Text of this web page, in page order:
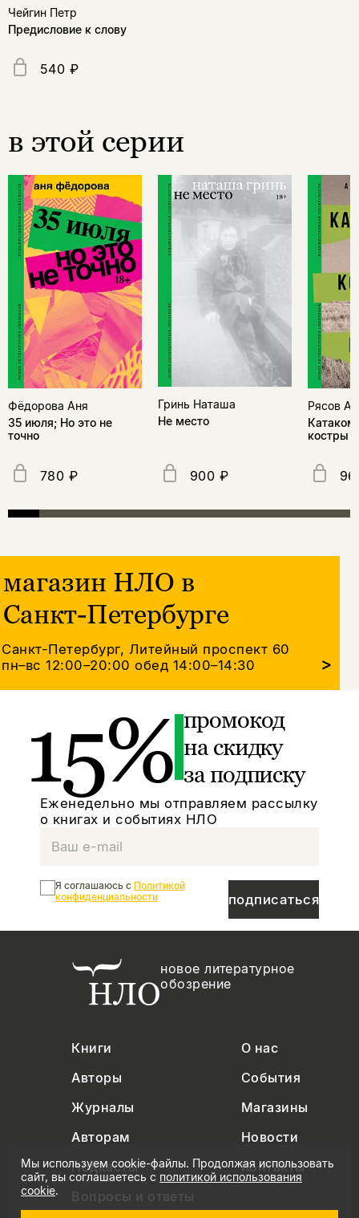
Чейгин Петр
Предисловие к слову
540 ₽
в этой серии
Фёдорова Аня
35 июля; Но это не
точно
780 ₽
Гринь Наташа
Не место
900 ₽
Рясов
костры
магазин НЛО в
Санкт-Петербурге
Санкт-Петербург, Литейный проспект 60
пн–вс 12:00–20:00обед 14:00–14:30 >
15% промокод
на скидку
за подписку
Еженедельно мы отправляем рассылку
о книгах и событиях НЛО
подписаться
Я соглашаюсь с Политикой
конфиденциальности
новое литературное
обозрение
Книги
О нас
Авторы
События
Журналы
Магазины
Авторам
Новости
Подкасты
Контакты
Вопросы и ответы
Мы используем cookie-файлы. Продолжая использовать
сайт, вы соглашаетесь с политикой использования
cookie.